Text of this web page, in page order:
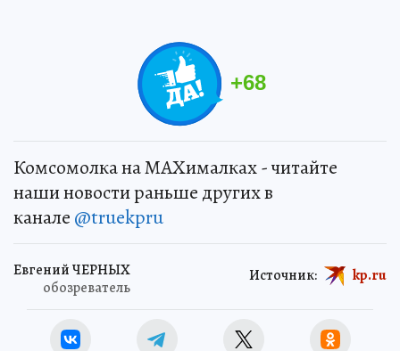
+68
Комсомолка на MAXималках - читайте
наши новости раньше других в
канале @truekpru
Евгений ЧЕРНЫХ
обозреватель
Источник: kp.ru